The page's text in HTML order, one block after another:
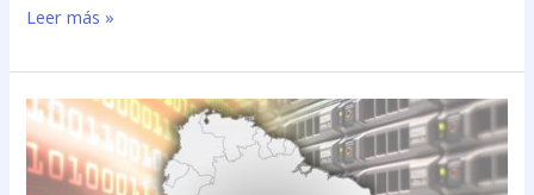
Leer más »
Sudamérica
busca
crear